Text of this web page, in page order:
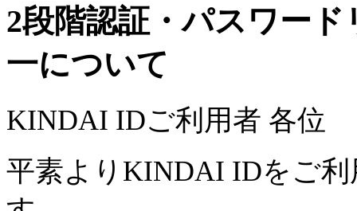
2段階認証・パスワー
一について
KINDAI IDご利用者 各位
平素よりKINDAI IDをご